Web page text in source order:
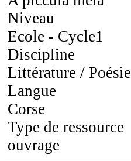
Niveau
Ecole - Cycle1
Discipline
Littérature / Poésie
Langue
Corse
Type de ressource
ouvrage